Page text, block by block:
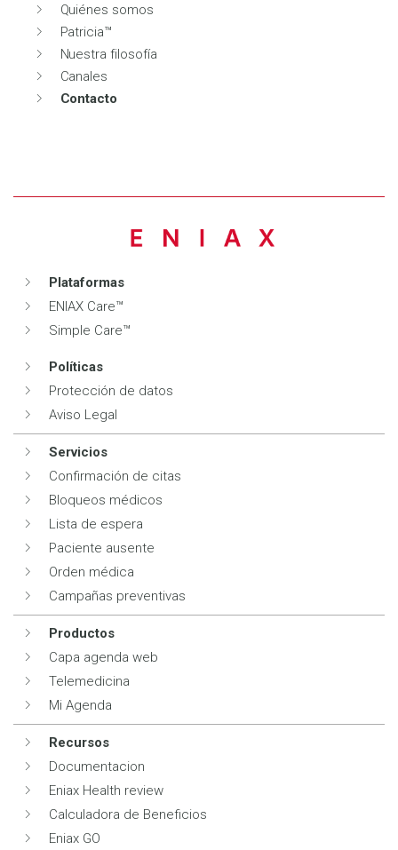
Quiénes somos
Patricia™
Nuestra filosofía
Canales
Contacto
Plataformas
ENIAX Care™
Simple Care™
Políticas
Protección de datos
Aviso Legal
Servicios
Confirmación de citas
Bloqueos médicos
Lista de espera
Paciente ausente
Orden médica
Campañas preventivas
Productos
Capa agenda web
Telemedicina
Mi Agenda
Recursos
Documentacion
Eniax Health review
Calculadora de Beneficios
Eniax GO